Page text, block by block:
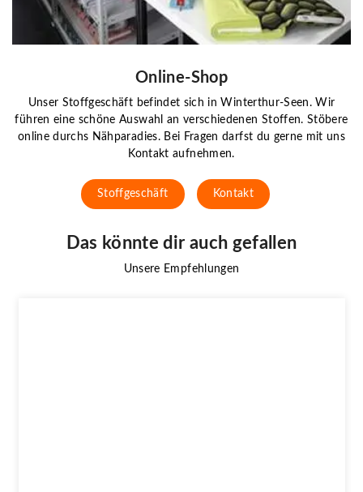
Online-Shop
Unser Stoffgeschäft befindet sich in Winterthur-Seen. Wir
führen eine schöne Auswahl an verschiedenen Stoffen. Stöbere
online durchs Nähparadies. Bei Fragen darfst du gerne mit uns
Kontakt aufnehmen.
Stoffgeschäft Kontakt
Das könnte dir auch gefallen
Unsere Empfehlungen